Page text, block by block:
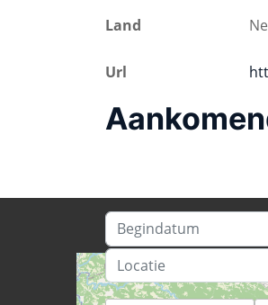
Land
Url
Begindatum
Locatie